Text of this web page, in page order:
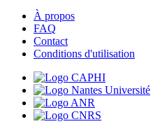
À propos
FAQ
Contact
Conditions d'utilisation